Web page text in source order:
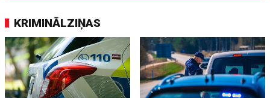
KRIMINĀLZIŅAS